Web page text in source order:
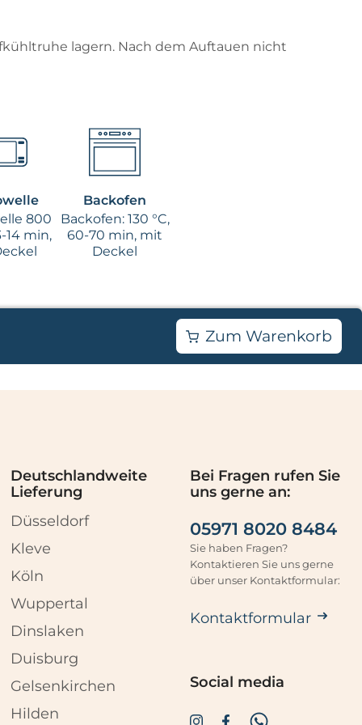
lagern. Nach dem Auftauen nicht
800
14 min,
Backofen
Backofen: 130 °C,
60-70 min, mit
Deckel
Zum Warenkorb
Deutschlandweite
Lieferung
Düsseldorf
Kleve
Köln
Wuppertal
Dinslaken
Duisburg
Gelsenkirchen
Hilden
Bei Fragen rufen Sie
uns gerne an:
05971 8020 8484
Sie haben Fragen?
Kontaktieren Sie uns gerne
über unser Kontaktformular:
Kontaktformular
Social media